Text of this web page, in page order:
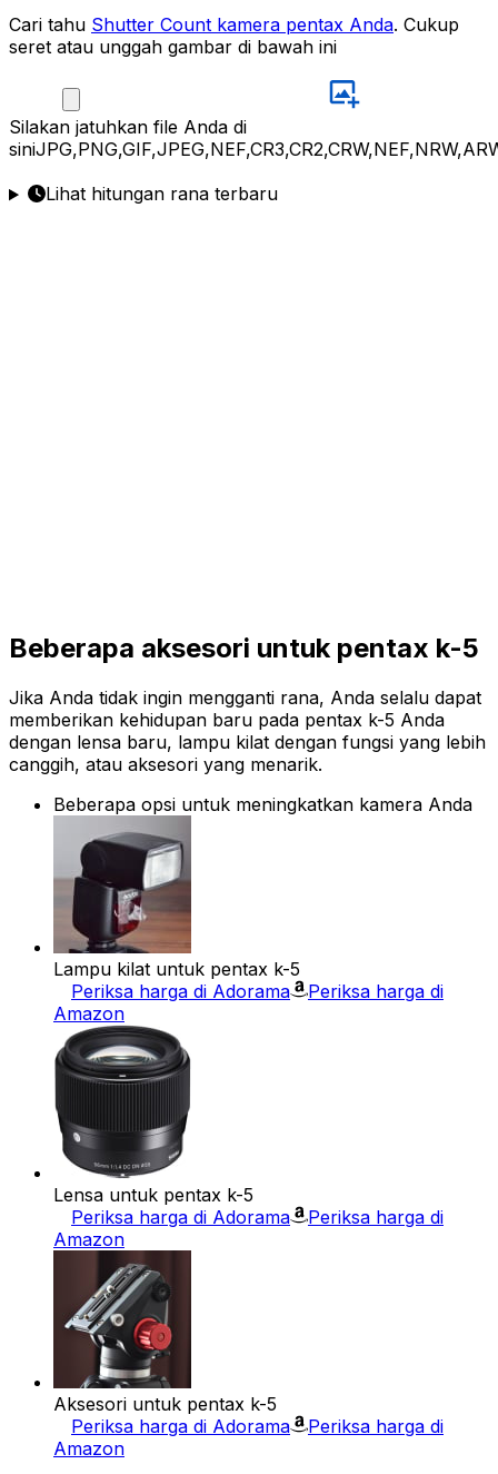
Cari tahu Shutter Count kamera pentax Anda. Cukup
seret atau unggah gambar di bawah ini
Silakan jatuhkan file Anda di
sini
Lihat hitungan rana terbaru
Beberapa aksesori untuk pentax k-5
Jika Anda tidak ingin mengganti rana, Anda selalu dapat
memberikan kehidupan baru pada pentax k-5 Anda
dengan lensa baru, lampu kilat dengan fungsi yang lebih
canggih, atau aksesori yang menarik.
Beberapa opsi untuk meningkatkan kamera Anda
Lampu kilat untuk pentax k-5
Periksa harga di Adorama
Periksa harga di
Amazon
Lensa untuk pentax k-5
Periksa harga di Adorama
Periksa harga di
Amazon
Aksesori untuk pentax k-5
Periksa harga di Adorama
Periksa harga di
Amazon